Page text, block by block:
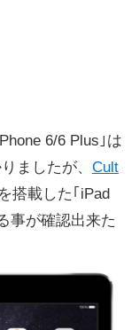
6/6 Plus｣は
ましたが、 Cult
搭載した｢iPad
事が確認出来た